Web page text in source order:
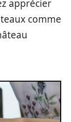
apprécier
comme